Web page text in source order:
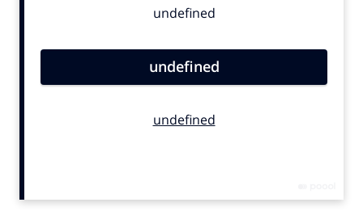
Contentmarketing